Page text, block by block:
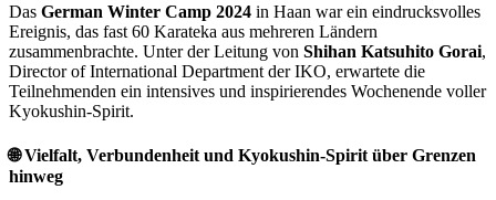
Das German Winter Camp 2024 in Haan war ein eindrucksvolles
Ereignis, das fast 60 Karateka aus mehreren Ländern
zusammenbrachte. Unter der Leitung von Shihan Katsuhito Gorai,
Director of International Department der IKO, erwartete die
Teilnehmenden ein intensives und inspirierendes Wochenende voller
Kyokushin-Spirit.
🌐 Vielfalt, Verbundenheit und Kyokushin-Spirit über Grenzen
hinweg